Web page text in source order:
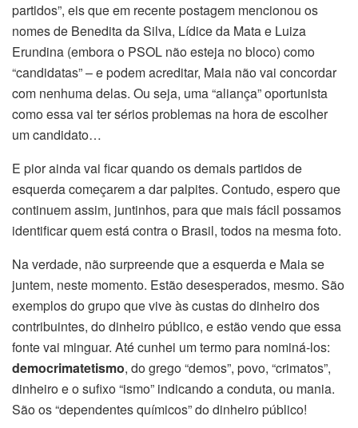
partidos”, eis que em recente postagem mencionou os
nomes de Benedita da Silva, Lídice da Mata e Luiza
Erundina (embora o PSOL não esteja no bloco) como
“candidatas” – e podem acreditar, Maia não vai concordar
com nenhuma delas. Ou seja, uma “aliança” oportunista
como essa vai ter sérios problemas na hora de escolher
um candidato…
E pior ainda vai ficar quando os demais partidos de
esquerda começarem a dar palpites. Contudo, espero que
continuem assim, juntinhos, para que mais fácil possamos
identificar quem está contra o Brasil, todos na mesma foto.
Na verdade, não surpreende que a esquerda e Maia se
juntem, neste momento. Estão desesperados, mesmo. São
exemplos do grupo que vive às custas do dinheiro dos
contribuintes, do dinheiro público, e estão vendo que essa
fonte vai minguar. Até cunhei um termo para nominá-los:
democrimatetismo, do grego “demos”, povo, “crimatos”,
dinheiro e o sufixo “ismo” indicando a conduta, ou mania.
São os “dependentes químicos” do dinheiro público!